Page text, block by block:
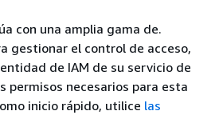
con una amplia gama de.
gestionar el control de acceso,
de IAM de su servicio de
permisos necesarios para esta
inicio rápido, utilice las